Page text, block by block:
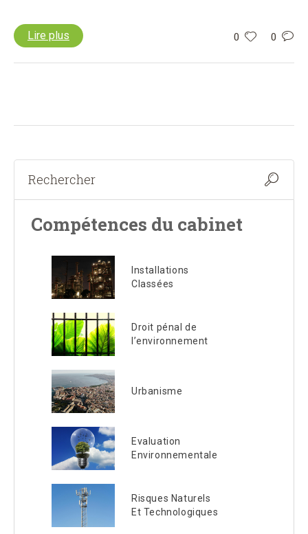
0 0
Lire plus
Compétences du cabinet
Installations
Classées
Droit pénal de
l’environnement
Urbanisme
Evaluation
Environnementale
Risques Naturels
Et Technologiques